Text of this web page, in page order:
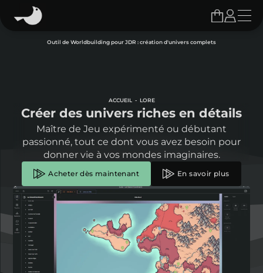
Outil de Worldbuilding pour JDR : création d'univers complets
ACCUEIL LORE
Créer des univers riches en détails
Maître de Jeu expérimenté ou débutant
passionné, tout ce dont vous avez besoin pour
donner vie à vos mondes imaginaires.
Acheter dès maintenant En savoir plus